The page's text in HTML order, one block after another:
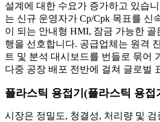
설계에 대한 수요가 증가하고 있습
는 신규 운영자가 Cp/Cpk 목표를 신
이 되는 안내형 HMI, 잠금 가능한 골
행을 선호합니다. 공급업체는 원격
트 및 분석 대시보드를 번들로 묶어
다중 공장 배포 전반에 걸쳐 글로벌
플라스틱 용접기(플라스틱 용접
시장은 정밀도, 청결성, 처리량 및